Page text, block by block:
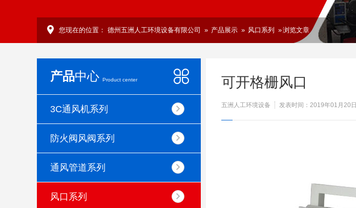
您现在的位置： 德州五洲人工环境设备有限公司 » 产品展示 » 风口系列 » 浏览文章
产品中心 Product center
3C通风机系列
防火阀风阀系列
通风管道系列
风口系列
可开格栅风口
五洲人工环境设备 发表时间：2019年01月20日